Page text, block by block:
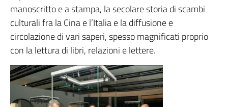
manoscritto e a stampa, la secolare storia di scambi
culturali fra la Cina e l’Italia e la diffusione e
circolazione di vari saperi, spesso magnificati proprio
con la lettura di libri, relazioni e lettere.